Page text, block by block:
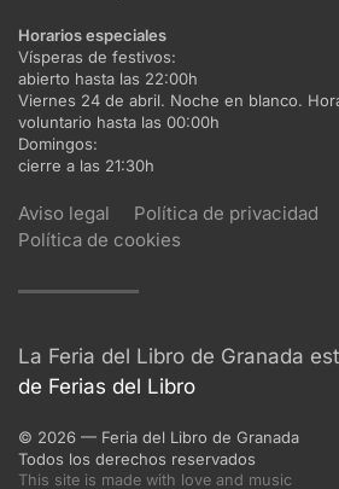
Horarios especiales
Vísperas de festivos:
abierto hasta las 22:00h
Viernes 24 de abril. Noche en blanco.
voluntario hasta las 00:00h
Domingos:
cierre a las 21:30h
Aviso legal
Política de privacidad
Política de cookies
La Feria del Libro de Granada
de Ferias del Libro
© 2026 — Feria del Libro de Granada
Todos los derechos reservados
This site is made with love and music